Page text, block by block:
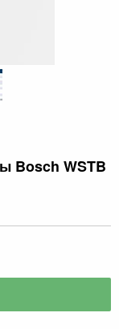
Bosch WSTB